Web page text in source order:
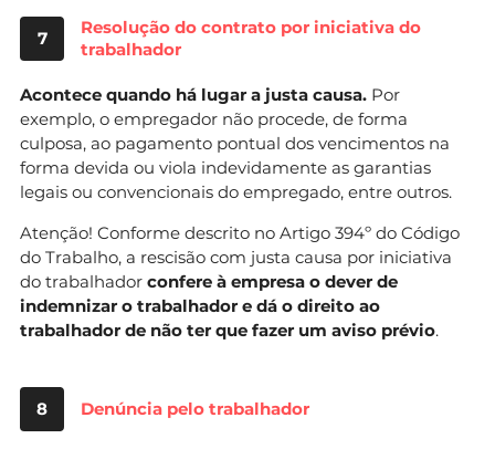
7
Resolução do contrato por iniciativa do
trabalhador
Acontece quando há lugar a justa causa. Por
exemplo, o empregador não procede, de forma
culposa, ao pagamento pontual dos vencimentos na
forma devida ou viola indevidamente as garantias
legais ou convencionais do empregado, entre outros.
Atenção! Conforme descrito no Artigo 394º do Código
do Trabalho, a rescisão com justa causa por iniciativa
do trabalhador confere à empresa o dever de
indemnizar o trabalhador e dá o direito ao
trabalhador de não ter que fazer um aviso prévio.
8 Denúncia pelo trabalhador